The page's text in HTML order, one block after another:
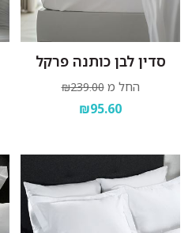
סדין לבן כותנה פרקל
החל מ ₪239.00
₪95.60